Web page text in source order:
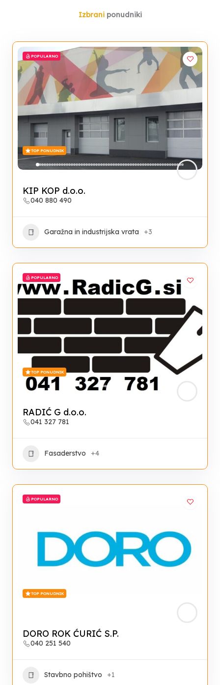
Izbraniponudniki
POPULARNO
TOP PONUDNIK
KIP KOP d.o.o.
040 880 490
Garažna in industrijska vrata +3
POPULARNO
TOP PONUDNIK
RADIĆ G d.o.o.
041 327 781
Fasaderstvo +4
POPULARNO
TOP PONUDNIK
DORO ROK ĆURIĆ S.P.
040 251 540
Stavbno pohištvo +1